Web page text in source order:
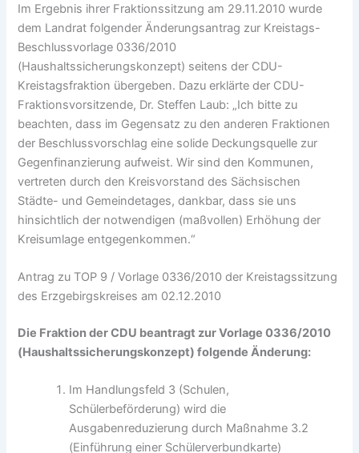
Im Ergebnis ihrer Fraktionssitzung am 29.11.2010 wurde
dem Landrat folgender Änderungsantrag zur Kreistags-
Beschlussvorlage 0336/2010
(Haushaltssicherungskonzept) seitens der CDU-
Kreistagsfraktion übergeben. Dazu erklärte der CDU-
Fraktionsvorsitzende, Dr. Steffen Laub: „Ich bitte zu
beachten, dass im Gegensatz zu den anderen Fraktionen
der Beschlussvorschlag eine solide Deckungsquelle zur
Gegenfinanzierung aufweist. Wir sind den Kommunen,
vertreten durch den Kreisvorstand des Sächsischen
Städte- und Gemeindetages, dankbar, dass sie uns
hinsichtlich der notwendigen (maßvollen) Erhöhung der
Kreisumlage entgegenkommen.“
Antrag zu TOP 9 / Vorlage 0336/2010 der Kreistagssitzung
des Erzgebirgskreises am 02.12.2010
Die Fraktion der CDU beantragt zur Vorlage 0336/2010
(Haushaltssicherungskonzept) folgende Änderung:
Im Handlungsfeld 3 (Schulen,
Schülerbeförderung) wird die
Ausgabenreduzierung durch Maßnahme 3.2
(Einführung einer Schülerverbundkarte)